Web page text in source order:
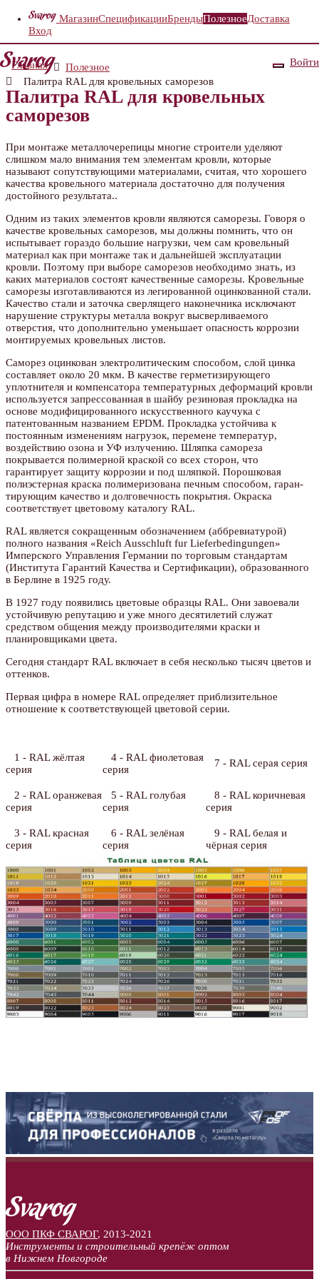
МагазинСпецификацииБрендыПолезноеДоставка
Вход
Войти
Главная
Полезное
Палитра RAL для кровельных саморезов
Палитра RAL для кровельных
саморезов
При монтаже металлочерепицы многие строители уделяют
слишком мало внимания тем элементам кровли, которые
называют сопутствующими материалами, считая, что хорошего
качества кровельного материала достаточно для получения
достойного результата..
Одним из таких элементов кровли являются саморезы. Говоря о
качестве кровельных саморезов, мы должны помнить, что он
испытывает гораздо большие нагрузки, чем сам кровельный
материал как при монтаже так и дальнейшей эксплуатации
кровли. Поэтому при выборе саморезов необходимо знать, из
каких материалов состоят качественные саморезы. Кровельные
саморезы изготавливаются из легированной оцинкованной стали.
Качество стали и заточка сверлящего наконечника исключают
нарушение структуры металла вокруг высверливаемого
отверстия, что дополнительно уменьшает опасность коррозии
монтируемых кровельных листов.
Саморез оцинкован электролитическим способом, слой цинка
составляет около 20 мкм. В качестве герметизирующего
уплотнителя и компенсатора температурных деформаций кровли
используется запрессованная в шайбу резиновая прокладка на
основе модифицированного искусственного каучука с
патентованным названием EPDM. Прокладка устойчива к
постоянным изменениям нагрузок, перемене температур,
воздействию озона и УФ излучению. Шляпка самореза
покрывается полимерной краской со всех сторон, что
гарантирует защиту коррозии и под шляпкой. Порошковая
полиэстерная краска полимеризована печным способом, гаран-
тирующим качество и долговечность покрытия. Окраска
соответствует цветовому каталогу RAL.
RAL является сокращенным обозначением (аббревиатурой)
полного названия «Reich Ausschluft fur Lieferbedingungen»
Имперского Управления Германии по торговым стандартам
(Института Гарантий Качества и Сертификации), образованного
в Берлине в 1925 году.
В 1927 году появились цветовые образцы RAL. Они завоевали
устойчивую репутацию и уже много десятилетий служат
средством общения между производителями краски и
планировщиками цвета.
Сегодня стандарт RAL включает в себя несколько тысяч цветов и
оттенков.
Первая цифра в номере RAL определяет приблизительное
отношение к соответствующей цветовой серии.
1 - RAL жёлтая
серия
4 - RAL фиолетовая
серия
7 - RAL серая серия
2 - RAL оранжевая
серия
5 - RAL голубая
серия
8 - RAL коричневая
серия
3 - RAL красная
серия
6 - RAL зелёная
серия
9 - RAL белая и
чёрная серия
ООО ПКФ СВАРОГ, 2013-2021
Инструменты и строительный крепёж оптом
в Нижнем Новгороде